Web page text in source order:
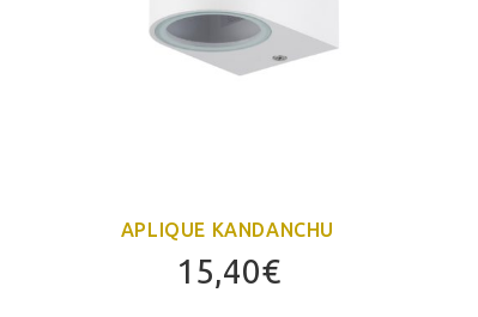
APLIQUE KANDANCHU
15,40€